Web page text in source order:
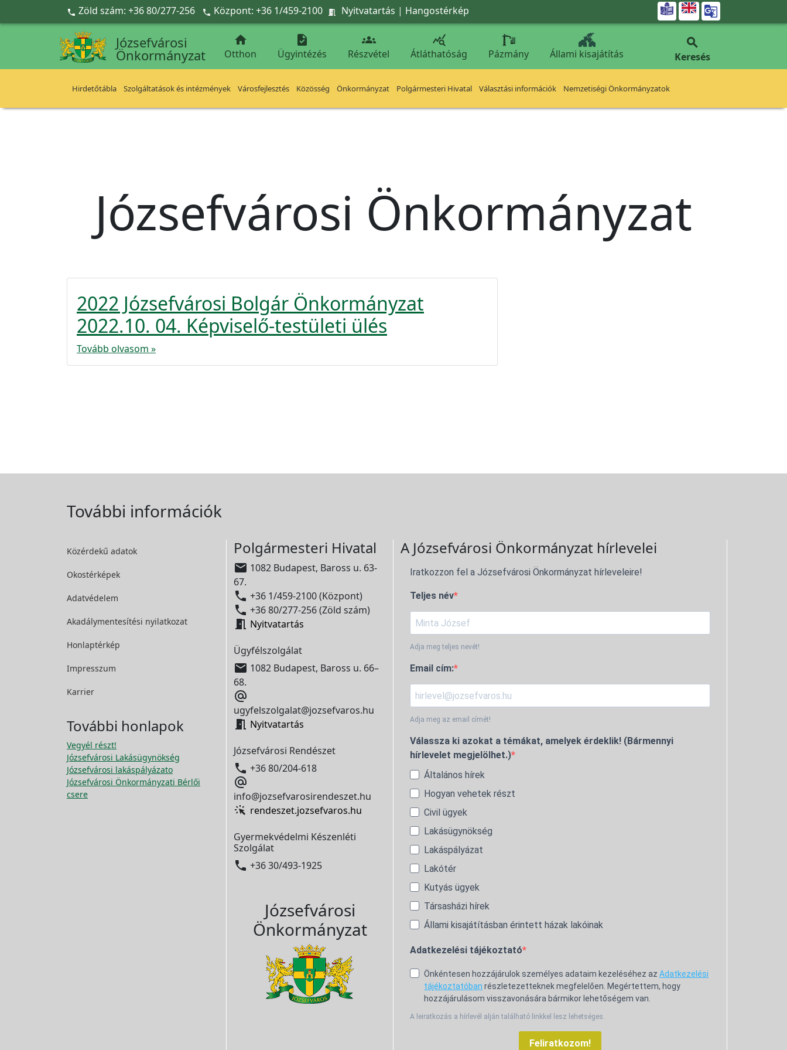
Ugrás a fő tartalomra
 Zöld szám: +36 80/277-256  Központ: +36 1/459-2100  Nyitvatartás | Hangostérkép 
Józsefvárosi
Önkormányzat

Otthon

Ügyintézés

Részvétel

Átláthatóság Pázmány Állami kisajátítás

Keresés
Hirdetőtábla Szolgáltatások és intézmények Városfejlesztés Közösség Önkormányzat Polgármesteri Hivatal Választási információk Nemzetiségi Önkormányzatok
Józsefvárosi Önkormányzat
2022 Józsefvárosi Bolgár Önkormányzat
2022.10. 04. Képviselő-testületi ülés
Tovább olvasom »
További információk
Közérdekű adatok
Okostérképek
Adatvédelem
Akadálymentesítési nyilatkozat
Honlaptérkép
Impresszum
Karrier
További honlapok
Vegyél részt!
Józsefvárosi Lakásügynökség
Józsefvárosi lakáspályázato
Józsefvárosi Önkormányzati Bérlői
csere
Polgármesteri Hivatal
 1082 Budapest, Baross u. 63-
67.
 +36 1/459-2100 (Központ)
 +36 80/277-256 (Zöld szám)
 Nyitvatartás
Ügyfélszolgálat
 1082 Budapest, Baross u. 66–
68.

ugyfelszolgalat@jozsefvaros.hu
 Nyitvatartás
Józsefvárosi Rendészet
 +36 80/204-618

info@jozsefvarosirendeszet.hu
rendeszet.jozsefvaros.hu
Gyermekvédelmi Készenléti
Szolgálat
 +36 30/493-1925
Józsefvárosi
Önkormányzat
A Józsefvárosi Önkormányzat hírlevelei
Iratkozzon fel a Józsefvárosi Önkormányzat hírleveleire!
Teljes név
Adja meg teljes nevét!
Email cím:
Adja meg az email címét!
Válassza ki azokat a témákat, amelyek érdeklik! (Bármennyi
hírlevelet megjelölhet.)
Általános hírek
Hogyan vehetek részt
Civil ügyek
Lakásügynökség
Lakáspályázat
Lakótér
Kutyás ügyek
Társasházi hírek
Állami kisajátításban érintett házak lakóinak
Adatkezelési tájékoztató
Önkéntesen hozzájárulok személyes adataim kezeléséhez az Adatkezelési
tájékoztatóban részletezetteknek megfelelően. Megértettem, hogy
hozzájárulásom visszavonására bármikor lehetőségem van.
A leiratkozás a hírlevél alján található linkkel lesz lehetséges.
Feliratkozom!